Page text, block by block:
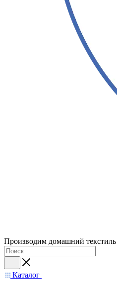
Производим домашний текстиль
Каталог